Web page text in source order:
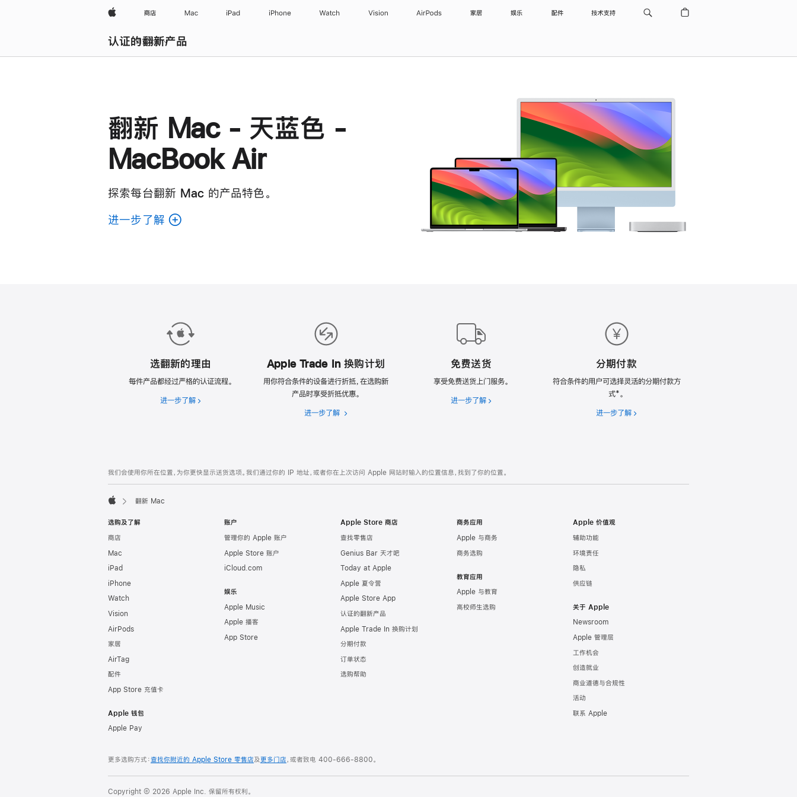
Apple 商店 Mac iPad iPhone Watch Vision AirPods 家居 娱乐 配件 技术支持
认证的翻新产品
浏览全部
翻新 Mac - 天蓝色 -
MacBook Air
探索每台翻新 Mac 的产品特色。
进一步了解
Mac。
选翻新的理由
每件产品都经过严格的认证流程。
进一步了解选
Apple Trade In 换购计划
用你符合条件的设备进行折抵，在选购新
产品时享受折抵优惠。
进一步了解 Apple
计
划
免费送货
享受免费送货上门服务。
进一步了解免
分期付款
符合条件的用户可选择灵活的分期付款方
式*。
进一步了解分
页
脚
注
我们会使用你所在位置，为你更快显示送货选项。我们通过你的 IP 地址，或者你在上次访问 Apple 网站时输入的位置信息，找到了你的位置。
翻新 Mac
选购及了解
商店
Mac
iPad
iPhone
Watch
Vision
AirPods
家居
AirTag
配件
App Store 充值卡
Apple 钱包
Apple Pay
账户
管理你的 Apple 账户
Apple Store 账户
iCloud.com
娱乐
Apple Music
Apple 播客
App Store
Apple Store 商店
查找零售店
Genius Bar 天才吧
Today at Apple
Apple 夏令营
Apple Store App
认证的翻新产品
Apple Trade In 换购计划
分期付款
订单状态
选购帮助
商务应用
Apple 与商务
商务选购
教育应用
Apple 与教育
高校师生选购
Apple 价值观
辅助功能
环境责任
隐私
供应链
关于 Apple
Newsroom
Apple 管理层
工作机会
创造就业
商业道德与合规性
活动
联系 Apple
更多选购方式：查找你附近的 Apple Store 零售店及更多门店，或者致电 400-666-8800。
Copyright © 2026 Apple Inc. 保留所有权利。